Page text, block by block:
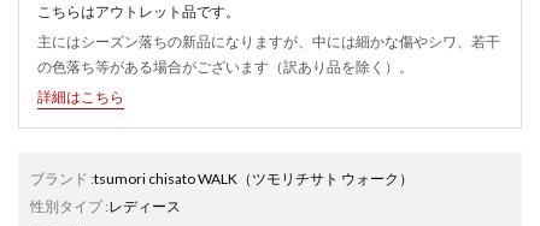
こちらはアウトレット品です。
主にはシーズン落ちの新品になりますが、中には細かな傷やシワ、若干
の色落ち等がある場合がございます（訳あり品を除く）。
詳細はこちら
ブランド :tsumori chisato WALK （ツモリチサト ウォーク）
性別タイプ:レディース